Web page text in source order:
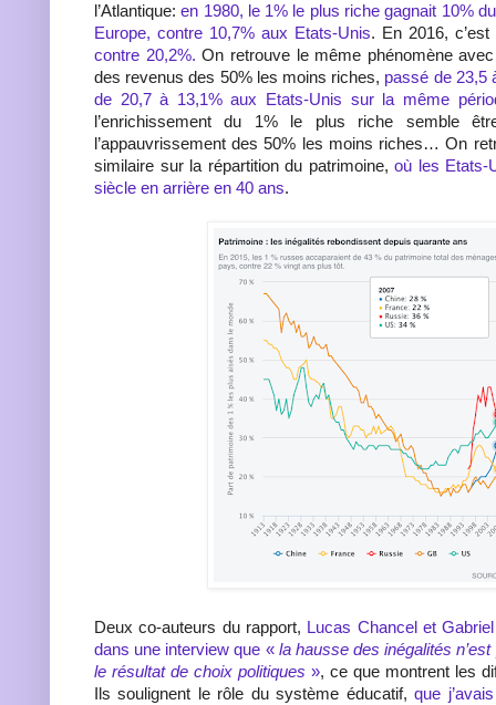
l’Atlantique:en 1980, le 1% le plus riche gagnait 10%
Europe, contre 10,7% aux Etats-Unis. En 2016,
contre 20,2%. On retrouve le même phénomène
des revenus des 50% les moins riches, passé de 23,5
de 20,7 à 13,1% aux Etats-Unis sur la même
l’enrichissement du 1% le plus riche semble
l’appauvrissement des 50% les moins riches… On
similaire sur la répartition du patrimoine,où les Etats-
siècle en arrière en 40 ans.
Deux co-auteurs du rapport, Lucas Chancel et
dans une interview que « la hausse des inégalités
le résultat de choix politiques », ce que montrent les
Ils soulignent le rôle du système éducatif,que